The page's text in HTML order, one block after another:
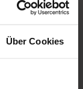
Über Cookies